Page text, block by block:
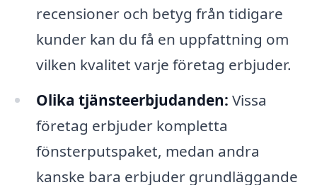
recensioner och betyg från tidigare
kunder kan du få en uppfattning om
vilken kvalitet varje företag erbjuder.
Olika tjänsteerbjudanden: Vissa
företag erbjuder kompletta
fönsterputspaket, medan andra
kanske bara erbjuder grundläggande